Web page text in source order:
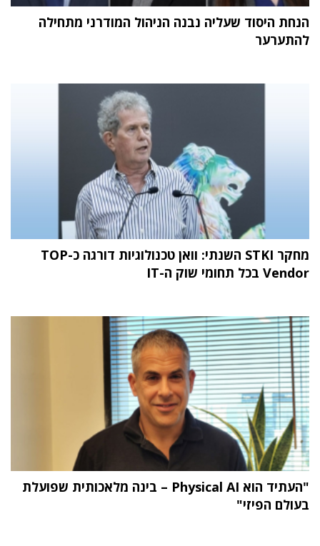
הנחת היסוד שעליה נבנה הניהול המודרני מתחילה
להתערער
מחקר STKI השנתי: וואן טכנולוגיות דורגה כ-TOP
Vendor בכל תחומי שוק ה-IT
"העתיד הוא Physical AI – בינה מלאכותית שפועלת
בעולם הפיזי"